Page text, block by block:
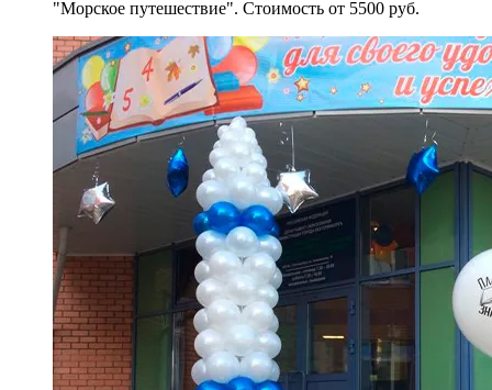
"Морское путешествие". Стоимость от 5500 руб.